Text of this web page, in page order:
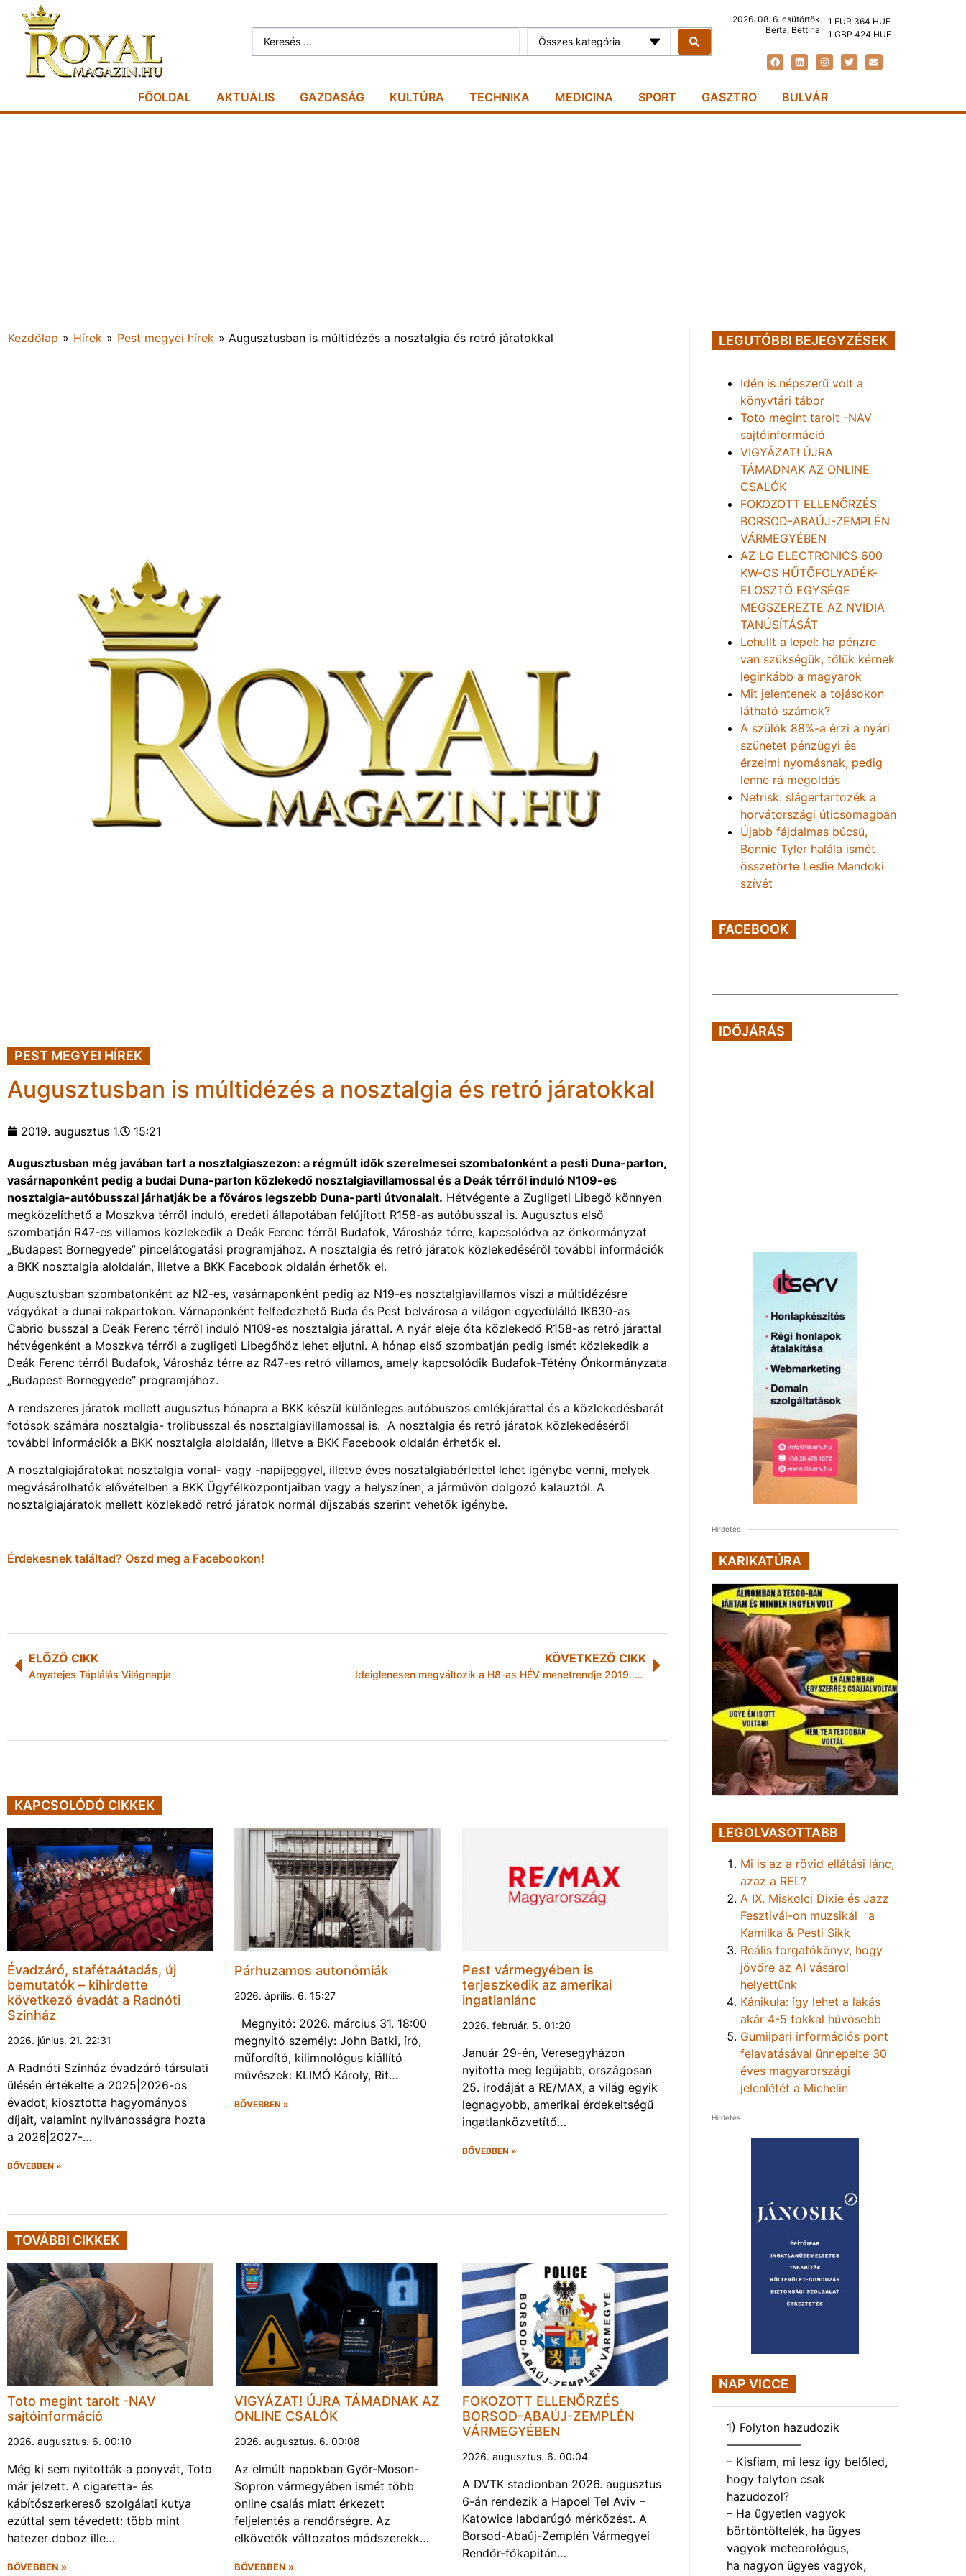
Összes kategória
2026. 08. 6. csütörtök
Berta, Bettina
1 EUR 364 HUF
1 GBP 424 HUF
FŐOLDAL AKTUÁLIS GAZDASÁG KULTÚRA TECHNIKA MEDICINA SPORT GASZTRO BULVÁR
Kezdőlap » Hírek » Pest megyei hírek » Augusztusban is múltidézés a nosztalgia és retró járatokkal
PEST MEGYEI HÍREK
Augusztusban is múltidézés a nosztalgia és retró járatokkal
2019. augusztus 1. 15:21
Augusztusban még javában tart a nosztalgiaszezon: a régmúlt idők szerelmesei szombatonként a pesti Duna-parton,
vasárnaponként pedig a budai Duna-parton közlekedő nosztalgiavillamossal és a Deák térről induló N109-es
nosztalgia-autóbusszal járhatják be a főváros legszebb Duna-parti útvonalait. Hétvégente a Zugligeti Libegő könnyen
megközelíthető a Moszkva térről induló, eredeti állapotában felújított R158-as autóbusszal is. Augusztus első
szombatján R47-es villamos közlekedik a Deák Ferenc térről Budafok, Városház térre, kapcsolódva az önkormányzat
„Budapest Bornegyede” pincelátogatási programjához. A nosztalgia és retró járatok közlekedéséről további információk
a BKK nosztalgia aloldalán, illetve a BKK Facebook oldalán érhetők el.
Augusztusban szombatonként az N2-es, vasárnaponként pedig az N19-es nosztalgiavillamos viszi a múltidézésre
vágyókat a dunai rakpartokon. Várnaponként felfedezhető Buda és Pest belvárosa a világon egyedülálló IK630-as
Cabrio busszal a Deák Ferenc térről induló N109-es nosztalgia járattal. A nyár eleje óta közlekedő R158-as retró járattal
hétvégenként a Moszkva térről a zugligeti Libegőhöz lehet eljutni. A hónap első szombatján pedig ismét közlekedik a
Deák Ferenc térről Budafok, Városház térre az R47-es retró villamos, amely kapcsolódik Budafok-Tétény Önkormányzata
„Budapest Bornegyede” programjához.
A rendszeres járatok mellett augusztus hónapra a BKK készül különleges autóbuszos emlékjárattal és a közlekedésbarát
fotósok számára nosztalgia- trolibusszal és nosztalgiavillamossal is. A nosztalgia és retró járatok közlekedéséről
további információk a BKK nosztalgia aloldalán, illetve a BKK Facebook oldalán érhetők el.
A nosztalgiajáratokat nosztalgia vonal- vagy -napijeggyel, illetve éves nosztalgiabérlettel lehet igénybe venni, melyek
megvásárolhatók elővételben a BKK Ügyfélközpontjaiban vagy a helyszínen, a járművön dolgozó kalauztól. A
nosztalgiajáratok mellett közlekedő retró járatok normál díjszabás szerint vehetők igénybe.
Érdekesnek találtad? Oszd meg a Facebookon!
ELŐZŐ CIKK
Anyatejes Táplálás Világnapja
KÖVETKEZŐ CIKK
Ideiglenesen megváltozik a H8-as HÉV menetrendje 2019. augusztus 5-től
KAPCSOLÓDÓ CIKKEK
Évadzáró, stafétaátadás, új
bemutatók – kihirdette
következő évadát a Radnóti
Színház
2026. június. 21. 22:31
A Radnóti Színház évadzáró társulati
ülésén értékelte a 2025|2026-os
évadot, kiosztotta hagyományos
díjait, valamint nyilvánosságra hozta
a 2026|2027-…
BŐVEBBEN »
Párhuzamos autonómiák
2026. április. 6. 15:27
Megnyitó: 2026. március 31. 18:00
megnyitó személy: John Batki, író,
műfordító, kilimnológus kiállító
művészek: KLIMÓ Károly, Rit…
BŐVEBBEN »
Pest vármegyében is
terjeszkedik az amerikai
ingatlanlánc
2026. február. 5. 01:20
Január 29-én, Veresegyházon
nyitotta meg legújabb, országosan
25. irodáját a RE/MAX, a világ egyik
legnagyobb, amerikai érdekeltségű
ingatlanközvetítő…
BŐVEBBEN »
TOVÁBBI CIKKEK
Toto megint tarolt -NAV
sajtóinformáció
2026. augusztus. 6. 00:10
Még ki sem nyitották a ponyvát, Toto
már jelzett. A cigaretta- és
kábítószerkereső szolgálati kutya
ezúttal sem tévedett: több mint
hatezer doboz ille…
BŐVEBBEN »
VIGYÁZAT! ÚJRA TÁMADNAK AZ
ONLINE CSALÓK
2026. augusztus. 6. 00:08
Az elmúlt napokban Győr-Moson-
Sopron vármegyében ismét több
online csalás miatt érkezett
feljelentés a rendőrségre. Az
elkövetők változatos módszerekk…
BŐVEBBEN »
FOKOZOTT ELLENŐRZÉS
BORSOD-ABAÚJ-ZEMPLÉN
VÁRMEGYÉBEN
2026. augusztus. 6. 00:04
A DVTK stadionban 2026. augusztus
6-án rendezik a Hapoel Tel Aviv –
Katowice labdarúgó mérkőzést. A
Borsod-Abaúj-Zemplén Vármegyei
Rendőr-főkapitán…
LEGUTÓBBI BEJEGYZÉSEK
Idén is népszerű volt a
könyvtári tábor
Toto megint tarolt -NAV
sajtóinformáció
VIGYÁZAT! ÚJRA
TÁMADNAK AZ ONLINE
CSALÓK
FOKOZOTT ELLENŐRZÉS
BORSOD-ABAÚJ-ZEMPLÉN
VÁRMEGYÉBEN
AZ LG ELECTRONICS 600
KW-OS HŰTŐFOLYADÉK-
ELOSZTÓ EGYSÉGE
MEGSZEREZTE AZ NVIDIA
TANÚSÍTÁSÁT
Lehullt a lepel: ha pénzre
van szükségük, tőlük kérnek
leginkább a magyarok
Mit jelentenek a tojásokon
látható számok?
A szülők 88%-a érzi a nyári
szünetet pénzügyi és
érzelmi nyomásnak, pedig
lenne rá megoldás
Netrisk: slágertartozék a
horvátországi úticsomagban
Újabb fájdalmas búcsú,
Bonnie Tyler halála ismét
összetörte Leslie Mandoki
szívét
FACEBOOK
IDŐJÁRÁS
Hirdetés
KARIKATÚRA
LEGOLVASOTTABB
Mi is az a rövid ellátási lánc,
azaz a REL?
A IX. Miskolci Dixie és Jazz
Fesztivál-on muzsikál a
Kamilka & Pesti Sikk
Reális forgatókönyv, hogy
jövőre az AI vásárol
helyettünk
Kánikula: így lehet a lakás
akár 4-5 fokkal hűvösebb
Gumiipari információs pont
felavatásával ünnepelte 30
éves magyarországi
jelenlétét a Michelin
Hirdetés
NAP VICCE
1) Folyton hazudozik
——————–
– Kisfiam, mi lesz így belőled,
hogy folyton csak
hazudozol?
– Ha ügyetlen vagyok
börtöntöltelék, ha ügyes
vagyok meteorológus,
ha nagyon ügyes vagyok,